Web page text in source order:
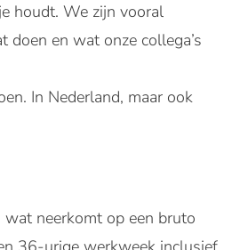
houdt. We zijn vooral
en wat onze collega’s
In Nederland, maar ook
neerkomt op een bruto